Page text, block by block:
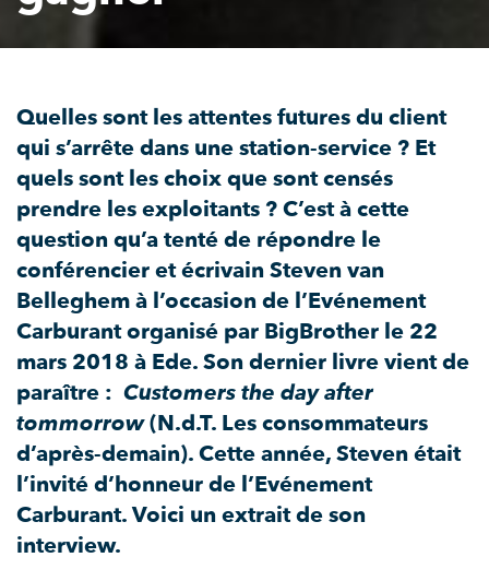
Quelles sont les attentes futures du client
qui s’arrête dans une station-service ? Et
quels sont les choix que sont censés
prendre les exploitants ? C’est à cette
question qu’a tenté de répondre le
conférencier et écrivain Steven van
Belleghem à l’occasion de l’Evénement
Carburant organisé par BigBrother le 22
mars 2018 à Ede. Son dernier livre vient de
paraître : Customers the day after
tommorrow(N.d.T. Les consommateurs
d’après-demain). Cette année, Steven était
l’invité d’honneur de l’Evénement
Carburant. Voici un extrait de son
interview.